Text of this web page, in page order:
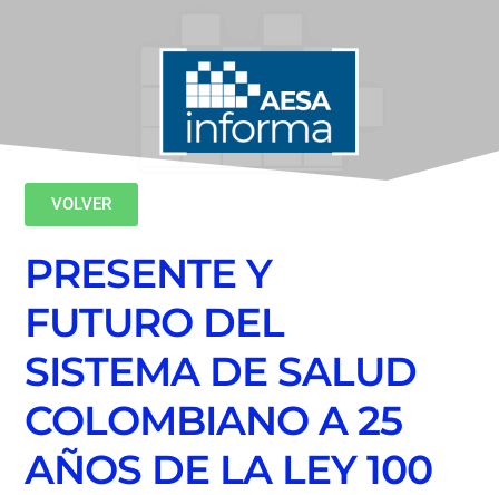
VOLVER
PRESENTE Y
FUTURO DEL
SISTEMA DE SALUD
COLOMBIANO A 25
AÑOS DE LA LEY 100